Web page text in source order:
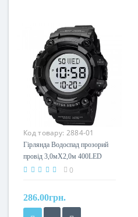
Код товару: 2884-01
Гірлянда Водоспад прозорий
провід 3,0мХ2,0м 400LED
(синій) IT-RAINS-400-B 30шт
0
286.00грн.